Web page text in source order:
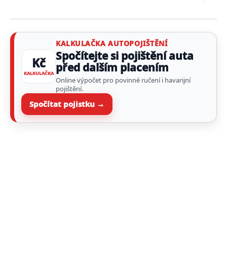
Kč
KALKULAČKA
KALKULAČKA AUTOPOJIŠTĚNÍ
Spočítejte si pojištění auta
před dalším placením
Online výpočet pro povinné ručení i havarijní
pojištění.
Spočítat pojistku →